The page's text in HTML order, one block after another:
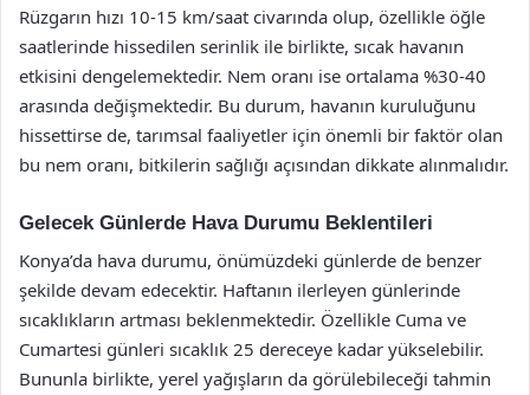
Rüzgarın hızı 10-15 km/saat civarında olup, özellikle öğle
saatlerinde hissedilen serinlik ile birlikte, sıcak havanın
etkisini dengelemektedir. Nem oranı ise ortalama %30-40
arasında değişmektedir. Bu durum, havanın kuruluğunu
hissettirse de, tarımsal faaliyetler için önemli bir faktör olan
bu nem oranı, bitkilerin sağlığı açısından dikkate alınmalıdır.
Gelecek Günlerde Hava Durumu Beklentileri
Konya’da hava durumu, önümüzdeki günlerde de benzer
şekilde devam edecektir. Haftanın ilerleyen günlerinde
sıcaklıkların artması beklenmektedir. Özellikle Cuma ve
Cumartesi günleri sıcaklık 25 dereceye kadar yükselebilir.
Bununla birlikte, yerel yağışların da görülebileceği tahmin